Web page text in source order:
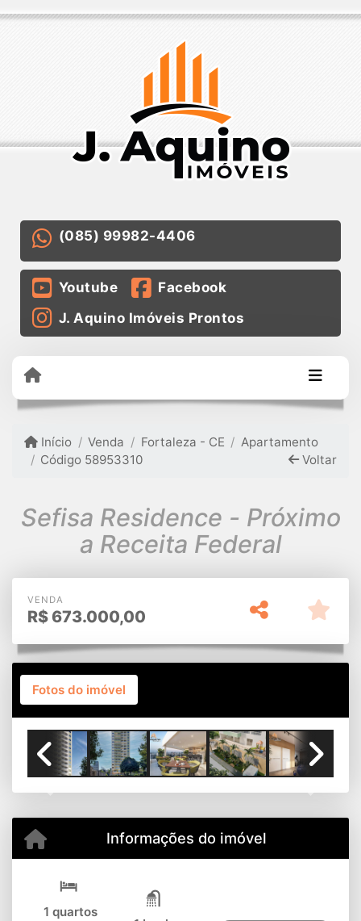
(085) 99982-4406
Youtube
Facebook
J. Aquino Imóveis Prontos
Início Venda Fortaleza - CE
Apartamento
Código 58953310
Voltar
Sefisa Residence - Próximo
a Receita Federal
VENDA
R$ 673.000,00
Fotos do imóvel
Informações do imóvel
1 quartos